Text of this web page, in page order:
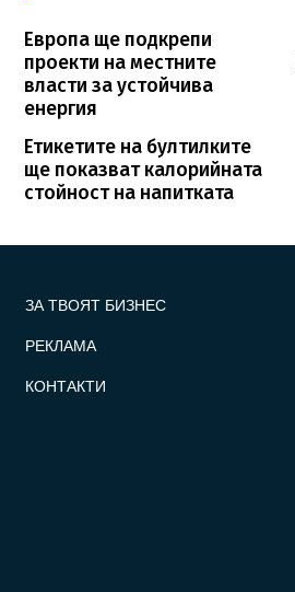
Европа ще подкрепи
проекти на местните
власти за устойчива
енергия
Етикетите на бултилките
ще показват калорийната
стойност на напитката
ЗА ТВОЯТ БИЗНЕС
РЕКЛАМА
КОНТАКТИ